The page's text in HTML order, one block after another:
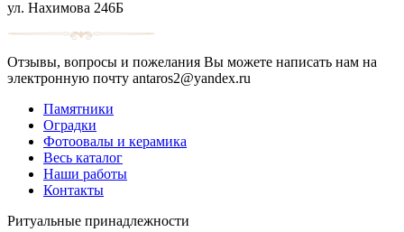
ул. Нахимова 246Б
Отзывы, вопросы и пожелания Вы можете написать нам на
электронную почту antaros2@yandex.ru
Памятники
Оградки
Фотоовалы и керамика
Весь каталог
Наши работы
Контакты
Ритуальные принадлежности